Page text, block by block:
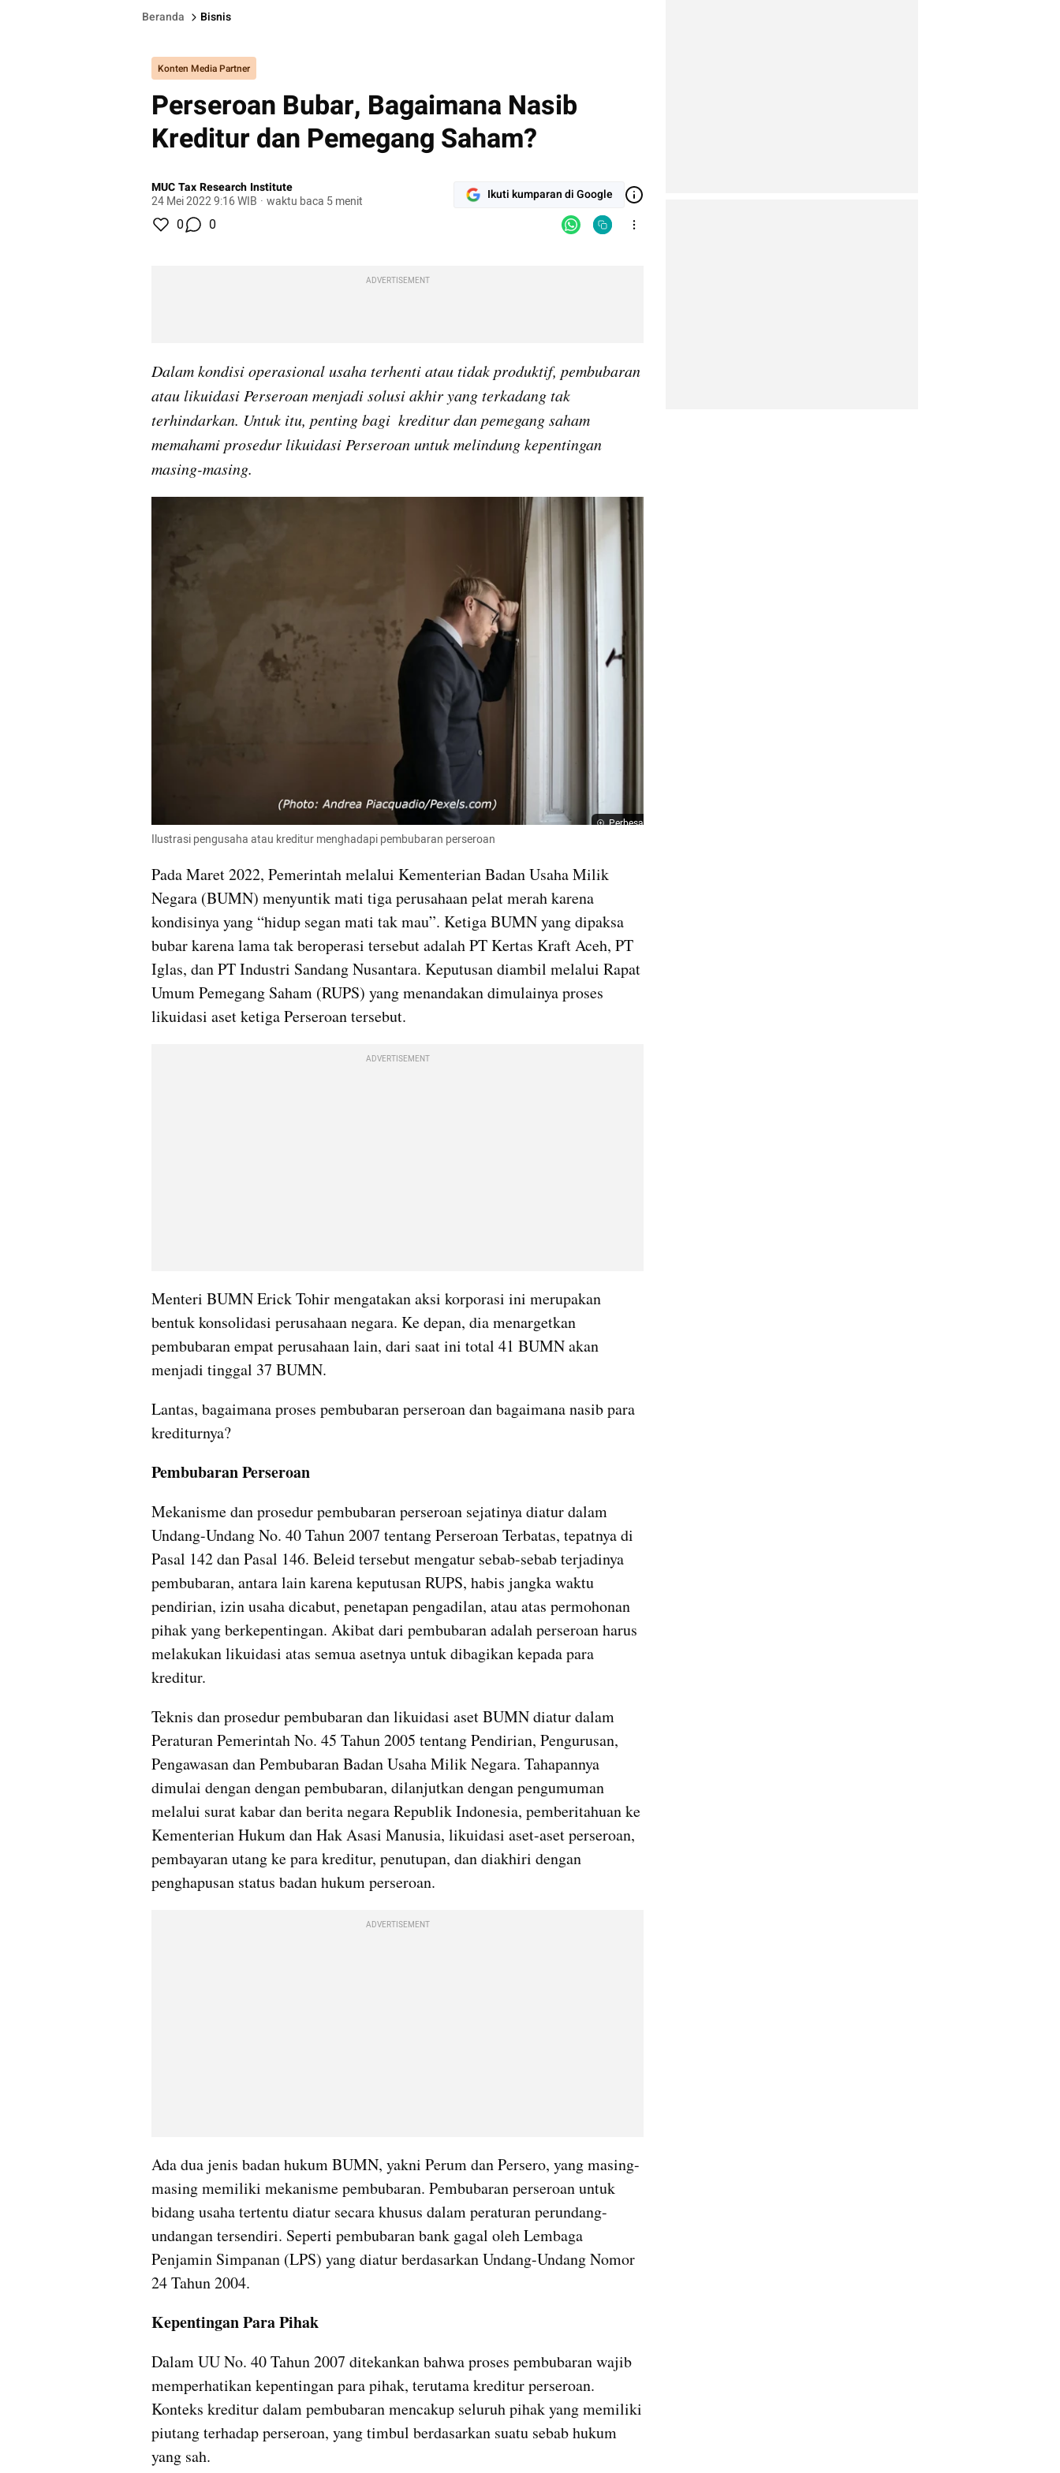
Beranda Bisnis
Konten Media Partner
Perseroan Bubar, Bagaimana Nasib
Kreditur dan Pemegang Saham?
MUC Tax Research Institute
24 Mei 2022 9:16 WIB · waktu baca 5 menit Ikuti kumparan di Google
0 0
ADVERTISEMENT
Dalam kondisi operasional usaha terhenti atau tidak produktif, pembubaran
atau likuidasi Perseroan menjadi solusi akhir yang terkadang tak
terhindarkan. Untuk itu, penting bagi  kreditur dan pemegang saham
memahami prosedur likuidasi Perseroan untuk melindung kepentingan
masing-masing.
Perbesar
Ilustrasi pengusaha atau kreditur menghadapi pembubaran perseroan
Pada Maret 2022, Pemerintah melalui Kementerian Badan Usaha Milik
Negara (BUMN) menyuntik mati tiga perusahaan pelat merah karena
kondisinya yang “hidup segan mati tak mau”. Ketiga BUMN yang dipaksa
bubar karena lama tak beroperasi tersebut adalah PT Kertas Kraft Aceh, PT
Iglas, dan PT Industri Sandang Nusantara. Keputusan diambil melalui Rapat
Umum Pemegang Saham (RUPS) yang menandakan dimulainya proses
likuidasi aset ketiga Perseroan tersebut.
ADVERTISEMENT
Menteri BUMN Erick Tohir mengatakan aksi korporasi ini merupakan
bentuk konsolidasi perusahaan negara. Ke depan, dia menargetkan
pembubaran empat perusahaan lain, dari saat ini total 41 BUMN akan
menjadi tinggal 37 BUMN.
Lantas, bagaimana proses pembubaran perseroan dan bagaimana nasib para
krediturnya?
Pembubaran Perseroan
Mekanisme dan prosedur pembubaran perseroan sejatinya diatur dalam
Undang-Undang No. 40 Tahun 2007 tentang Perseroan Terbatas, tepatnya di
Pasal 142 dan Pasal 146. Beleid tersebut mengatur sebab-sebab terjadinya
pembubaran, antara lain karena keputusan RUPS, habis jangka waktu
pendirian, izin usaha dicabut, penetapan pengadilan, atau atas permohonan
pihak yang berkepentingan. Akibat dari pembubaran adalah perseroan harus
melakukan likuidasi atas semua asetnya untuk dibagikan kepada para
kreditur.
Teknis dan prosedur pembubaran dan likuidasi aset BUMN diatur dalam
Peraturan Pemerintah No. 45 Tahun 2005 tentang Pendirian, Pengurusan,
Pengawasan dan Pembubaran Badan Usaha Milik Negara. Tahapannya
dimulai dengan dengan pembubaran, dilanjutkan dengan pengumuman
melalui surat kabar dan berita negara Republik Indonesia, pemberitahuan ke
Kementerian Hukum dan Hak Asasi Manusia, likuidasi aset-aset perseroan,
pembayaran utang ke para kreditur, penutupan, dan diakhiri dengan
penghapusan status badan hukum perseroan.
ADVERTISEMENT
Ada dua jenis badan hukum BUMN, yakni Perum dan Persero, yang masing-
masing memiliki mekanisme pembubaran. Pembubaran perseroan untuk
bidang usaha tertentu diatur secara khusus dalam peraturan perundang-
undangan tersendiri. Seperti pembubaran bank gagal oleh Lembaga
Penjamin Simpanan (LPS) yang diatur berdasarkan Undang-Undang Nomor
24 Tahun 2004.
Kepentingan Para Pihak
Dalam UU No. 40 Tahun 2007 ditekankan bahwa proses pembubaran wajib
memperhatikan kepentingan para pihak, terutama kreditur perseroan.
Konteks kreditur dalam pembubaran mencakup seluruh pihak yang memiliki
piutang terhadap perseroan, yang timbul berdasarkan suatu sebab hukum
yang sah.